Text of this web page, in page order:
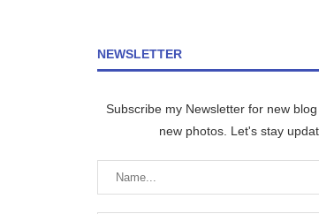
NEWSLETTER
Subscribe my Newsletter for new
new photos. Let's stay